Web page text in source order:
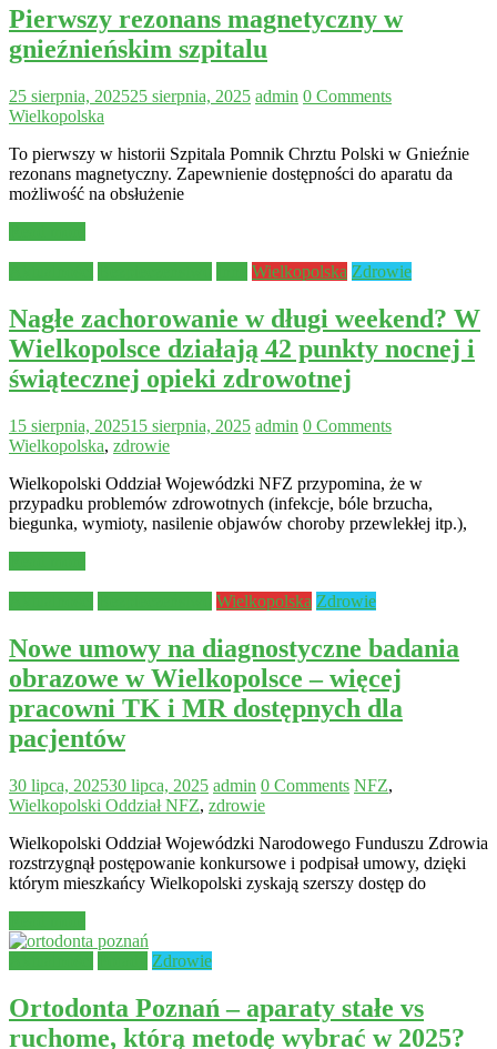
Pierwszy rezonans magnetyczny w
gnieźnieńskim szpitalu
25 sierpnia, 202525 sierpnia, 2025 admin 0 Comments
Wielkopolska
To pierwszy w historii Szpitala Pomnik Chrztu Polski w Gnieźnie
rezonans magnetyczny. Zapewnienie dostępności do aparatu da
możliwość na obsłużenie
Wielkopolska Zdrowie
Nagłe zachorowanie w długi weekend? W
Wielkopolsce działają 42 punkty nocnej i
świątecznej opieki zdrowotnej
15 sierpnia, 202515 sierpnia, 2025 admin 0 Comments
Wielkopolska, zdrowie
Wielkopolski Oddział Wojewódzki NFZ przypomina, że w
przypadku problemów zdrowotnych (infekcje, bóle brzucha,
biegunka, wymioty, nasilenie objawów choroby przewlekłej itp.),
Wielkopolska Zdrowie
Nowe umowy na diagnostyczne badania
obrazowe w Wielkopolsce – więcej
pracowni TK i MR dostępnych dla
pacjentów
30 lipca, 202530 lipca, 2025 admin 0 Comments NFZ,
Wielkopolski Oddział NFZ, zdrowie
Wielkopolski Oddział Wojewódzki Narodowego Funduszu Zdrowia
rozstrzygnął postępowanie konkursowe i podpisał umowy, dzięki
którym mieszkańcy Wielkopolski zyskają szerszy dostęp do
Zdrowie
Ortodonta Poznań – aparaty stałe vs
ruchome, którą metodę wybrać w 2025?